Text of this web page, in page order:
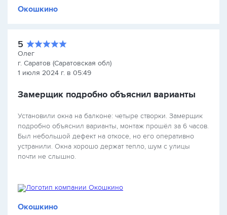
Окошкино
5
Олег
г. Саратов (Саратовская обл)
1 июля 2024 г. в 05:49
Замерщик подробно объяснил варианты
Установили окна на балконе: четыре створки. Замерщик
подробно объяснил варианты, монтаж прошёл за 6 часов.
Был небольшой дефект на откосе, но его оперативно
устранили. Окна хорошо держат тепло, шум с улицы
почти не слышно.
Окошкино